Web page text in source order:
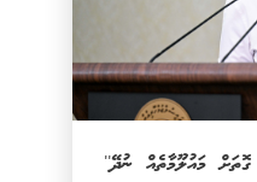
މައުލޫމާތެއް ނުދޭ''